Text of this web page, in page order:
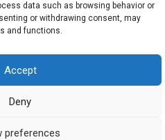
data such as browsing behavior or
or withdrawing consent, may
and functions.
Accept
Deny
preferences